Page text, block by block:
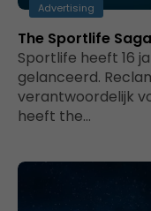
Advertising
The Sportlife Saga
Sportlife heeft 16
gelanceerd.
verantwoordelijk
heeft the…